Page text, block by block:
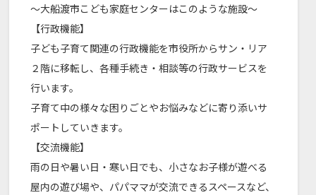
～大船渡市こども家庭センターはこのような施設～
【行政機能】
子ども子育て関連の行政機能を市役所からサン・リア
２階に移転し、各種手続き・相談等の行政サービスを
行います。
子育て中の様々な困りごとやお悩みなどに寄り添いサ
ポートしていきます。
【交流機能】
雨の日や暑い日・寒い日でも、小さなお子様が遊べる
屋内の遊び場や、パパママが交流できるスペースなど、